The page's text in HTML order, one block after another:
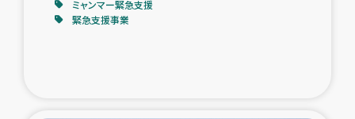
女性の生計向上を通じた子どもの栄養改善事業
ミャンマー緊急支援
緊急支援事業